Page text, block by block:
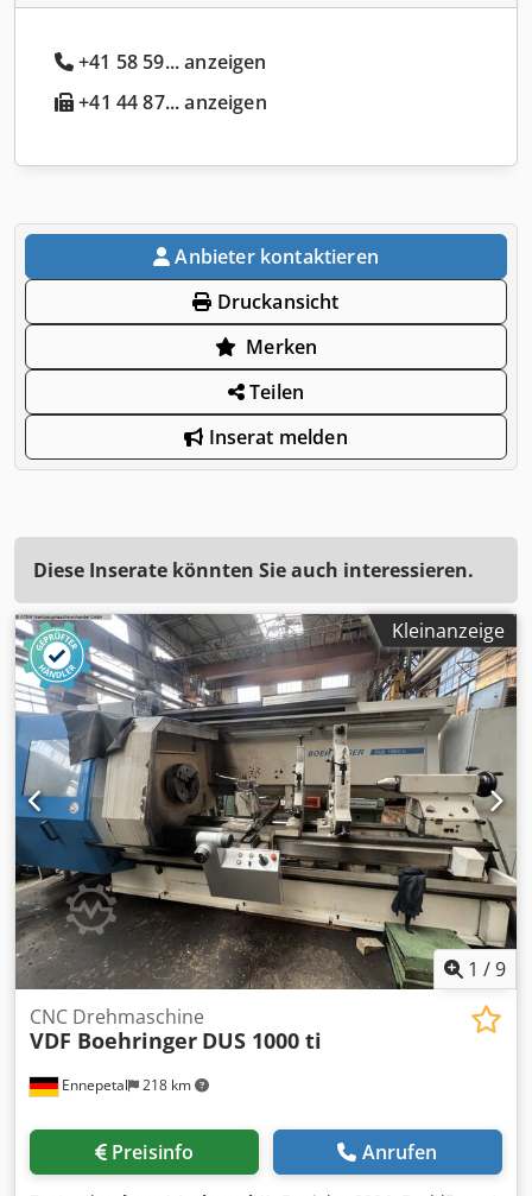
+41 58 59... anzeigen
+41 44 87... anzeigen
Anbieter kontaktieren
Druckansicht
Merken
Teilen
Inserat melden
Diese Inserate könnten Sie auch interessieren.
Kleinanzeige
1 /9
Ennepetal 218 km
CNC Drehmaschine
VDF Boehringer DUS 1000 ti
Preisinfo Anrufen